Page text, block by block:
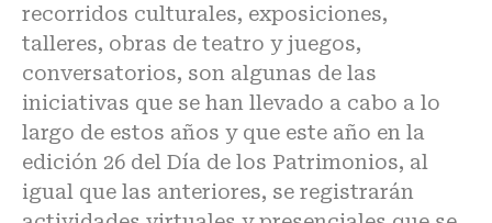
recorridos culturales, exposiciones,
talleres, obras de teatro y juegos,
conversatorios, son algunas de las
iniciativas que se han llevado a cabo a lo
largo de estos años y que este año en la
edición 26 del Día de los Patrimonios, al
igual que las anteriores, se registrarán